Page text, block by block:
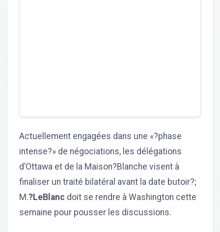
Actuellement engagées dans une «?phase
intense?» de négociations, les délégations
d’Ottawa et de la Maison?Blanche visent à
finaliser un traité bilatéral avant la date butoir?;
M.?LeBlanc doit se rendre à Washington cette
semaine pour pousser les discussions.